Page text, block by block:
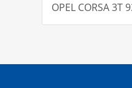
OPEL CORSA 3T